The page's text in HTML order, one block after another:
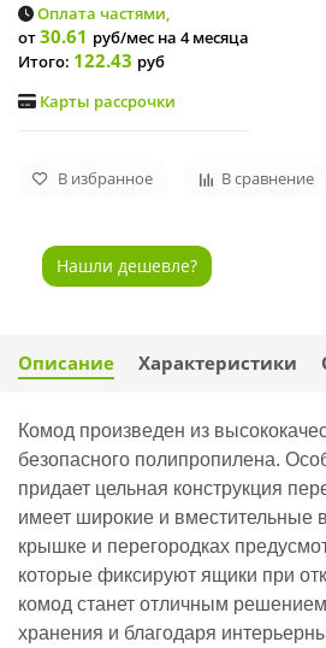
Оплата частями,
от30.61 руб/мес на 4 месяца
Итого: 122.43 руб
Карты рассрочки
В избранное В сравнение
Нашли дешевле?
Описание Характеристики
Комод произведен из
безопасного полипропилена.
придает цельная конструкция
имеет широкие и
крышке и перегородках
которые фиксируют ящики при
комод станет отличным
хранения и благодаря